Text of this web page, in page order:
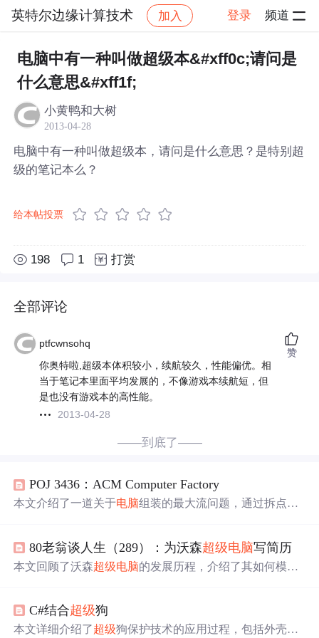
英特尔边缘计算技术 加入 登录 频道
社区 英特尔边缘计算技术 帖子详情
电脑中有一种叫做超级本&#xff0c;请问是
什么意思&#xff1f;
小黄鸭和大树
2013-04-28
电脑中有一种叫做超级本，请问是什么意思？是特别超
级的笔记本么？
给本帖投票
198 1 打赏
全部评论
ptfcwnsohq
你奥特啦,超级本体积较小，续航较久，性能偏优。相
当于笔记本里面平均发展的，不像游戏本续航短，但
是也没有游戏本的高性能。
2013-04-28
赞
——到底了——
POJ 3436：ACM Computer Factory
本文介绍了一道关于电脑组装的最大流问题，通过拆点的
80老翁谈人生（289）：为沃森超级电脑写简历
本文回顾了沃森超级电脑的发展历程，介绍了其如何模拟
C#结合超级狗
本文详细介绍了超级狗保护技术的应用过程，包括外壳保